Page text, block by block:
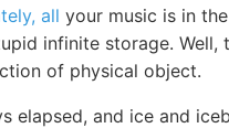
all your music is in
infinite storage. Well,
of physical object.
elapsed, and ice and